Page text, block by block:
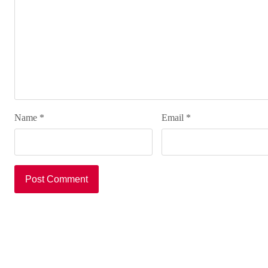
Name * Email *